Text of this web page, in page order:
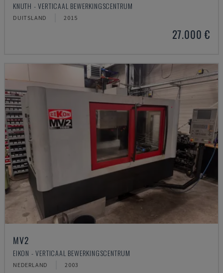
KNUTH - VERTICAAL BEWERKINGSCENTRUM
DUITSLAND 2015
27.000 €
MV2
EIKON - VERTICAAL BEWERKINGSCENTRUM
NEDERLAND 2003